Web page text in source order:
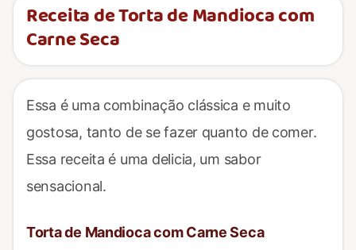
Receita de Torta de Mandioca com
Carne Seca
Essa é uma combinação clássica e muito
gostosa, tanto de se fazer quanto de comer.
Essa receita é uma delicia, um sabor
sensacional.
Torta de Mandioca com Carne Seca